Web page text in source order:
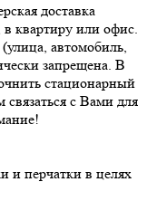
доставка
в квартиру или офис.
автомобиль,
запрещена. В
стационарный
с Вами для
и перчатки в целях